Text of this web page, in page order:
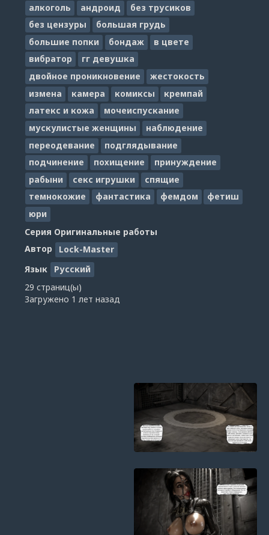
алкоголь
андроид
без трусиков
без цензуры
большая грудь
большие попки
бондаж
в цвете
вибратор
гг девушка
двойное проникновение
жестокость
измена
камера комиксы
кремпай
латекс и кожа
мочеиспускание
мускулистые женщины
наблюдение
переодевание
подглядывание
подчинение
похищение
принуждение
рабыни
секс игрушки
спящие
темнокожие
фантастика фемдом
фетиш
юри
Серия Оригинальные работы
Автор
Lock-Master
Язык
Русский
29 страниц(ы)
Загружено 1 лет назад